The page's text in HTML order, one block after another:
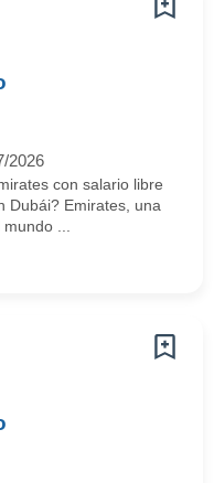
2026
con salario libre
Dubái? Emirates, una
...